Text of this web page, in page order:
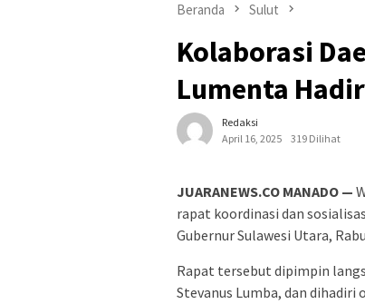
Beranda Sulut
Kolaborasi
Lumenta
Redaksi
April 16, 2025
319 Dilihat
JUARANEWS.CO MANADO —
rapat koordinasi dan
Gubernur Sulawesi Utara,
Rapat tersebut dipimpin
Stevanus Lumba, dan